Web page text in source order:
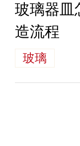
玻璃器皿
造流程
玻璃